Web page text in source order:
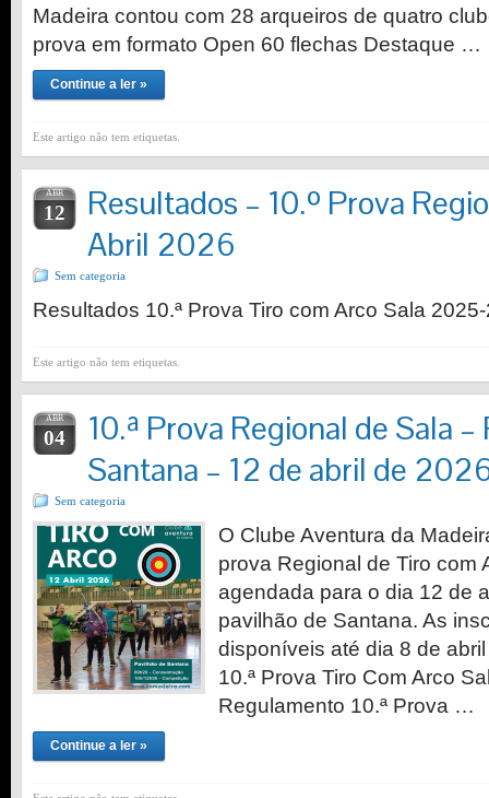
Madeira contou com 28 arqueiros de quatro
prova em formato Open 60 flechas Destaque …
Continue a ler »
Este artigo não tem etiquetas.
ABR
12
Resultados – 10.º Prova
Abril 2026
Sem categoria
Resultados 10.ª Prova Tiro com Arco Sala
Este artigo não tem etiquetas.
ABR
04
10.ª Prova Regional de Sala
Santana – 12 de abril de
Sem categoria
O Clube Aventura da
prova Regional de Tiro com
agendada para o dia 12 de
pavilhão de Santana. As
disponíveis até dia 8 de
10.ª Prova Tiro Com Arco
Regulamento 10.ª Prova …
Continue a ler »